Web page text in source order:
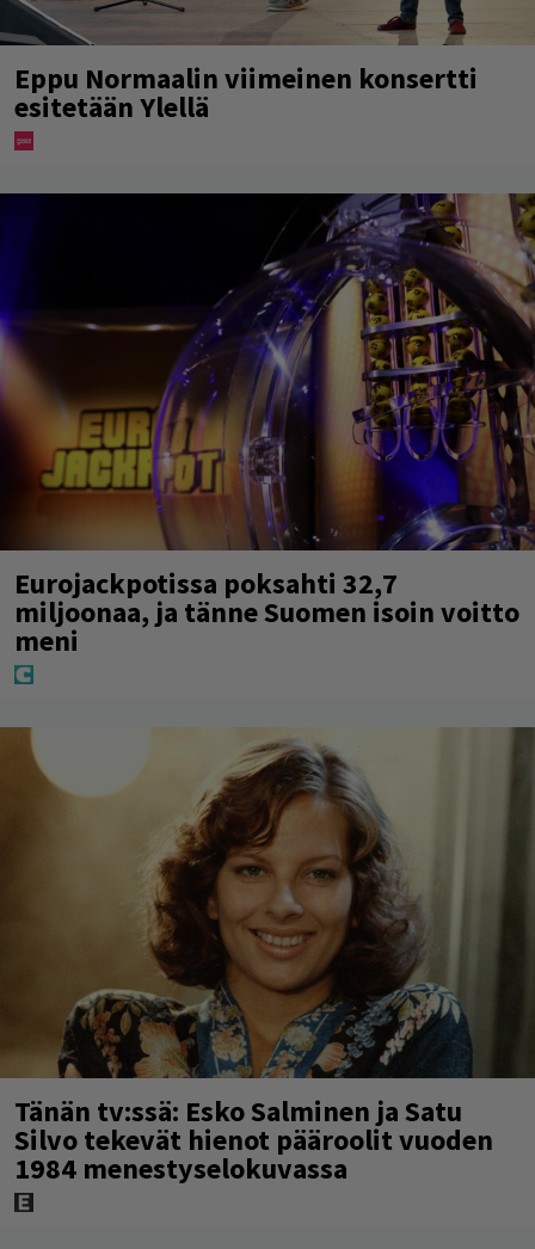
Eppu Normaalin viimeinen konsertti
esitetään Ylellä
Eurojackpotissa poksahti 32,7
miljoonaa, ja tänne Suomen isoin voitto
meni
Tänän tv:ssä: Esko Salminen ja Satu
Silvo tekevät hienot pääroolit vuoden
1984 menestyselokuvassa